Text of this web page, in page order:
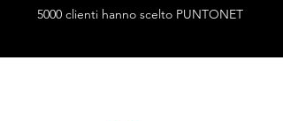
5000 clienti hanno scelto PUNTONET